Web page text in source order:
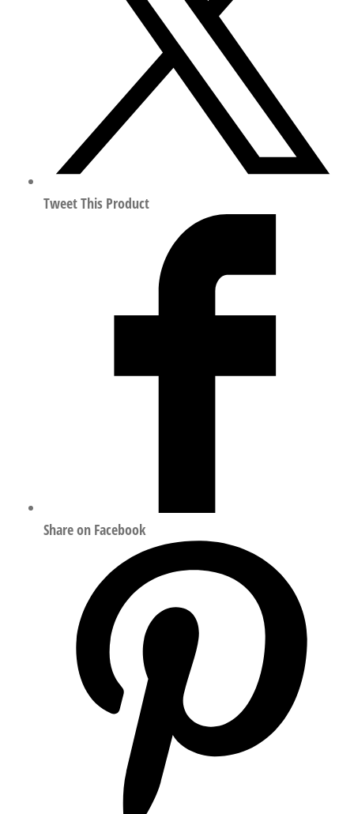
合
ISOTweet This Product
Share on Facebook